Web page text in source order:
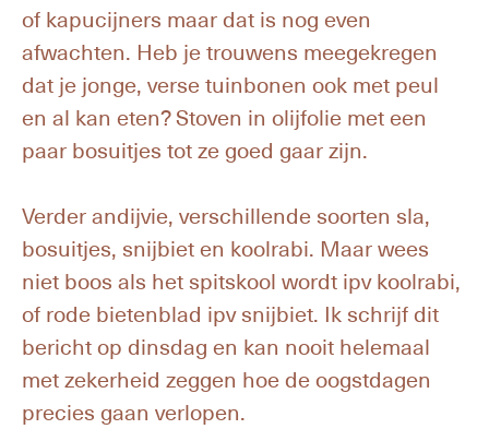
of kapucijners maar dat is nog even
afwachten. Heb je trouwens meegekregen
dat je jonge, verse tuinbonen ook met peul
en al kan eten? Stoven in olijfolie met een
paar bosuitjes tot ze goed gaar zijn.
Verder andijvie, verschillende soorten sla,
bosuitjes, snijbiet en koolrabi. Maar wees
niet boos als het spitskool wordt ipv koolrabi,
of rode bietenblad ipv snijbiet. Ik schrijf dit
bericht op dinsdag en kan nooit helemaal
met zekerheid zeggen hoe de oogstdagen
precies gaan verlopen.